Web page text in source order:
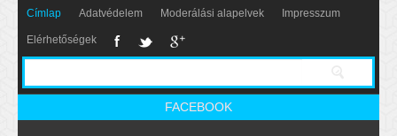
Címlap Adatvédelem Moderálási alapelvek Impresszum
Elérhetőségek
FACEBOOK